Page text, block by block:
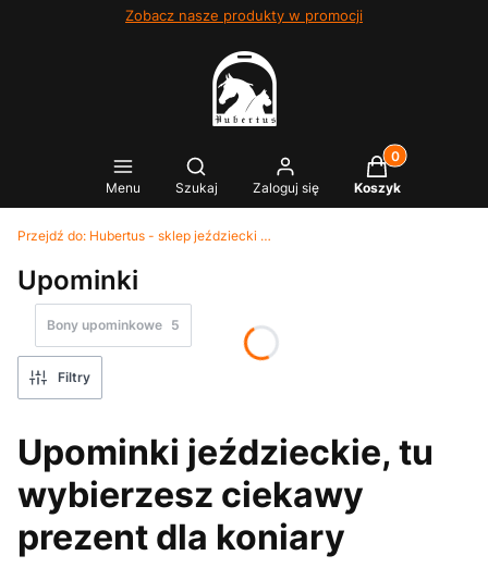
Zobacz nasze produkty w promocji
Menu
Otwórz wyszukiwarkę
Szukaj Zaloguj się
Produkty w
Koszyk
Przejdź do: Hubertus - sklep jeździecki Kielce
Upominki
Bony upominkowe 5
Filtry
Upominki jeździeckie, tu
wybierzesz ciekawy
prezent dla koniary